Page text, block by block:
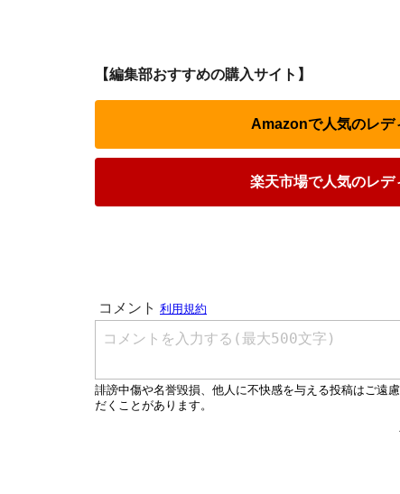
【編集部おすすめの購入サイト】
Amazonで人気のレデ
楽天市場で人気のレデ